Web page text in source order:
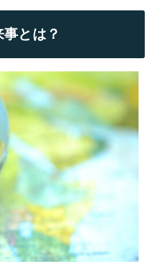
とは？